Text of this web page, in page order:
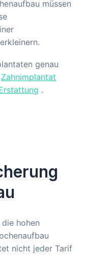
müssen
genau
Zahnimplantat
.
hohen
nicht jeder Tarif